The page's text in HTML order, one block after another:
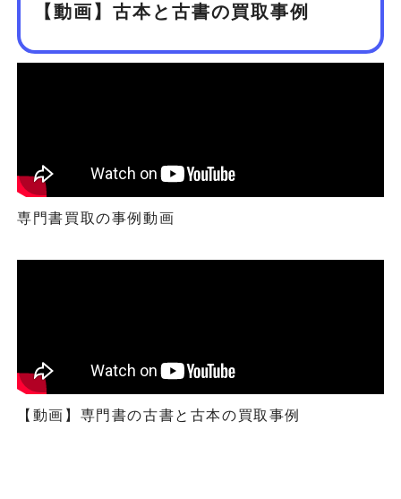
【動画】古本と古書の買取事例
専門書買取の事例動画
【動画】専門書の古書と古本の買取事例